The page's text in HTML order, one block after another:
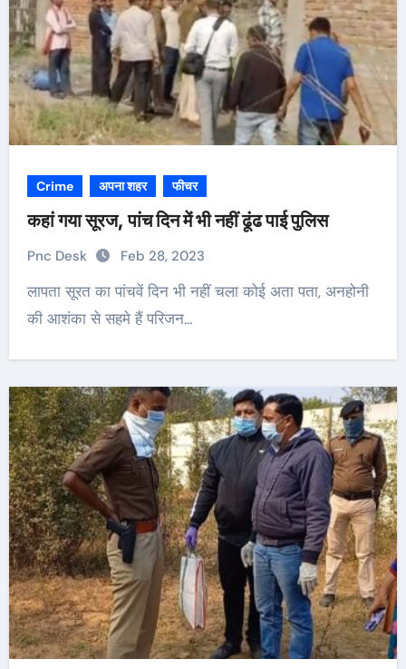
Crime अपना शहर फीचर
कहां गया सूरज, पांच दिन में भी नहीं ढूंढ पाई पुलिस
Pnc Desk Feb 28, 2023
लापता सूरत का पांचवें दिन भी नहीं चला कोई अता पता, अनहोनी
की आशंका से सहमे हैं परिजन…